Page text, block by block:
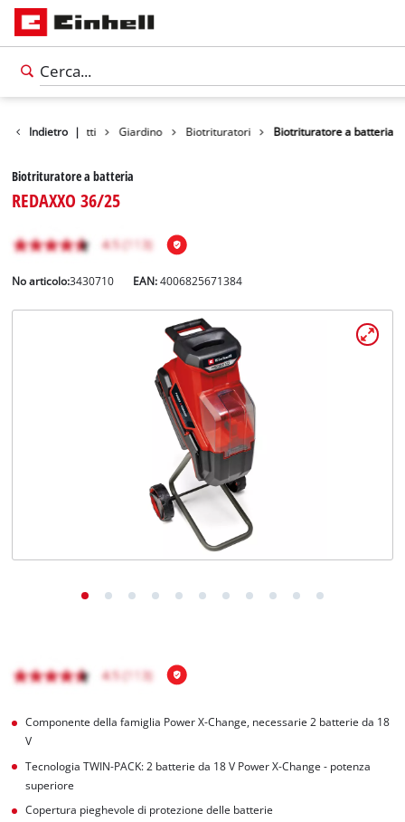
Indietro |
Prodotti Giardino Biotrituratori Biotrituratore a batteria
Biotrituratore a batteria
REDAXXO 36/25
No articolo:3430710 EAN:4006825671384
Componente della famiglia Power X-Change, necessarie 2 batterie da 18
V
Tecnologia TWIN-PACK: 2 batterie da 18 V Power X-Change - potenza
superiore
Copertura pieghevole di protezione delle batterie